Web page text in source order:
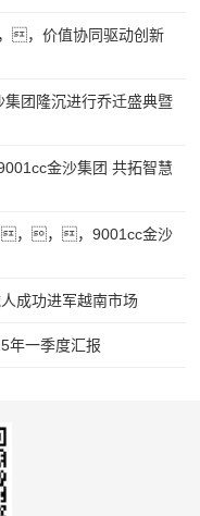
，价值协同驱动创新
团隆沉进行乔迁盛典暨
金沙集团 共拓智慧
，，，9001cc金沙
成功进军越南市场
年一季度汇报